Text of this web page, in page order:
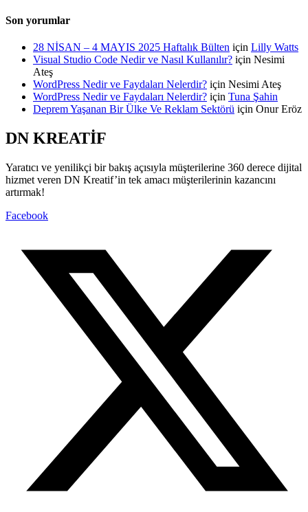
Son yorumlar
28 NİSAN – 4 MAYIS 2025 Haftalık Bülten için Lilly Watts
Visual Studio Code Nedir ve Nasıl Kullanılır? için Nesimi
Ateş
WordPress Nedir ve Faydaları Nelerdir? için Nesimi Ateş
WordPress Nedir ve Faydaları Nelerdir? için Tuna Şahin
Deprem Yaşanan Bir Ülke Ve Reklam Sektörü için Onur Eröz
DN KREATİF
Yaratıcı ve yenilikçi bir bakış açısıyla müşterilerine 360 derece dijital
hizmet veren DN Kreatif’in tek amacı müşterilerinin kazancını
artırmak!
Facebook